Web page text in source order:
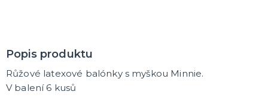
Popis produktu
Růžové latexové balónky s myškou Minnie.
V balení 6 kusů